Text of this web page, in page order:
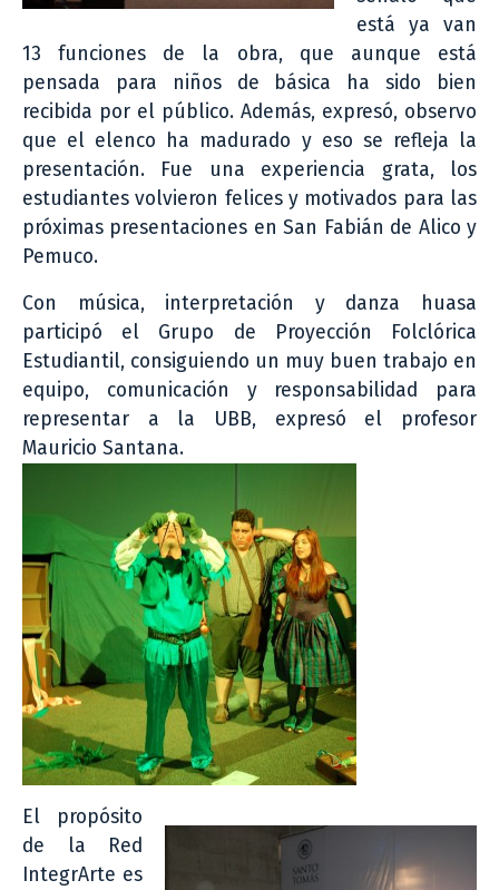
está ya van
13 funciones de la obra, que aunque está
pensada para niños de básica ha sido bien
recibida por el público. Además, expresó, observo
que el elenco ha madurado y eso se refleja la
presentación. Fue una experiencia grata, los
estudiantes volvieron felices y motivados para las
próximas presentaciones en San Fabián de Alico y
Pemuco.
Con música, interpretación y danza huasa
participó el Grupo de Proyección Folclórica
Estudiantil, consiguiendo un muy buen trabajo en
equipo, comunicación y responsabilidad para
representar a la UBB, expresó el profesor
Mauricio Santana.
El propósito
de la Red
IntegrArte es